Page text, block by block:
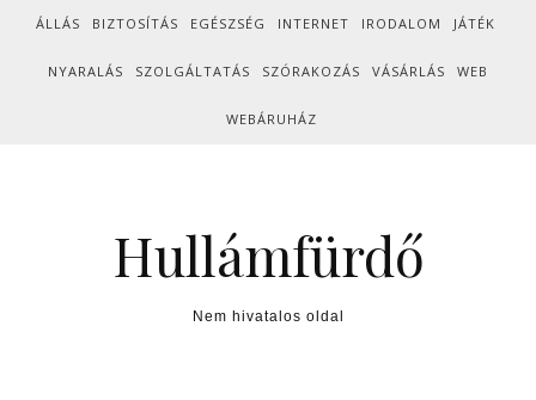
Skip to content
ÁLLÁS BIZTOSÍTÁS EGÉSZSÉG INTERNET IRODALOM JÁTÉK
NYARALÁS SZOLGÁLTATÁS SZÓRAKOZÁS VÁSÁRLÁS WEB
WEBÁRUHÁZ
Hullámfürdő
Nem hivatalos oldal